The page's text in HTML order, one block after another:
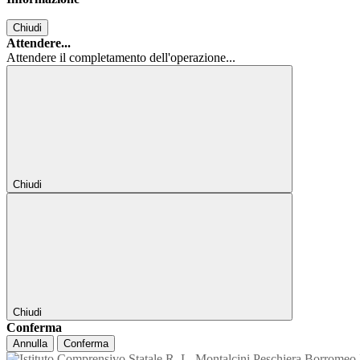
Chiudi
Attendere...
Attendere il completamento dell'operazione...
Chiudi
Chiudi
Conferma
Annulla Conferma